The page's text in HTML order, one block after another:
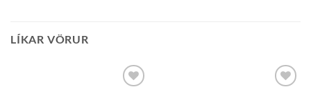
LÍKAR VÖRUR